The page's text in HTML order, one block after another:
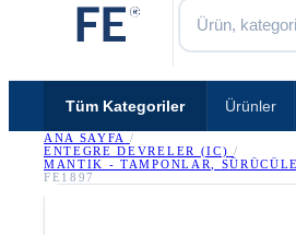
Tüm Kategoriler Ürünler
ANA SAYFA /
ENTEGRE DEVRELER (IC) /
MANTIK - TAMPONLAR,
FE1897